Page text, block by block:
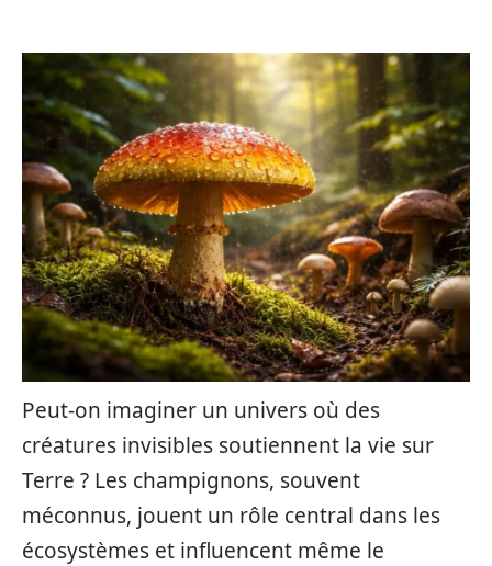
Peut-on imaginer un univers où des
créatures invisibles soutiennent la vie sur
Terre ? Les champignons, souvent
méconnus, jouent un rôle central dans les
écosystèmes et influencent même le